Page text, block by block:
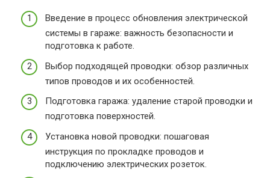
Введение в процесс обновления электрической
системы в гараже: важность безопасности и
подготовка к работе.
Выбор подходящей проводки: обзор различных
типов проводов и их особенностей.
Подготовка гаража: удаление старой проводки и
подготовка поверхностей.
Установка новой проводки: пошаговая
инструкция по прокладке проводов и
подключению электрических розеток.